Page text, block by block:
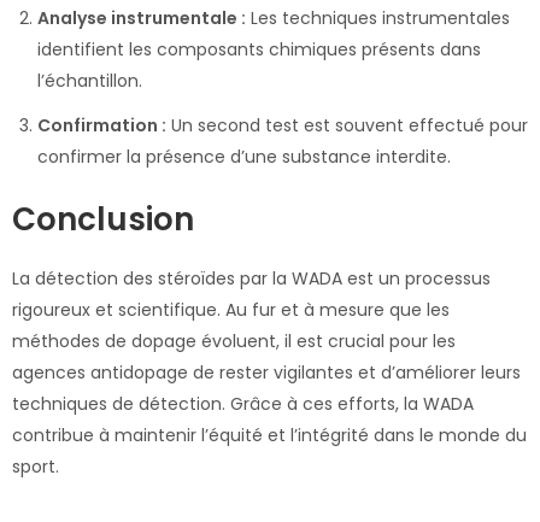
Analyse instrumentale : Les techniques instrumentales
identifient les composants chimiques présents dans
l’échantillon.
Confirmation : Un second test est souvent effectué pour
confirmer la présence d’une substance interdite.
Conclusion
La détection des stéroïdes par la WADA est un processus
rigoureux et scientifique. Au fur et à mesure que les
méthodes de dopage évoluent, il est crucial pour les
agences antidopage de rester vigilantes et d’améliorer leurs
techniques de détection. Grâce à ces efforts, la WADA
contribue à maintenir l’équité et l’intégrité dans le monde du
sport.